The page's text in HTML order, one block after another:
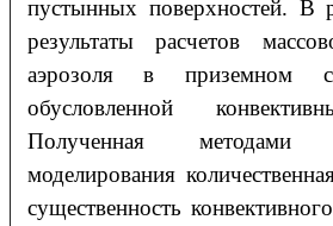
пустынных поверхностей. В
результаты расчетов
аэрозоля в приземном
обусловленной
Полученная методами
моделирования
существенность